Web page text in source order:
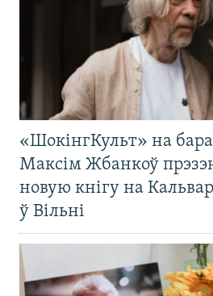
«ШокінгКульт» на
Максім Жбанкоў
новую кнігу на
ў Вільні